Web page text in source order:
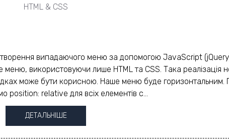
HTML & CSS
випадаючого меню за допомогою JavaScript
меню, використовуючи лише HTML та CSS. Така реалізація
може бути корисною. Наше меню буде горизонтальним.
position: relative для всіх елементів с...
ДЕТАЛЬНІШЕ